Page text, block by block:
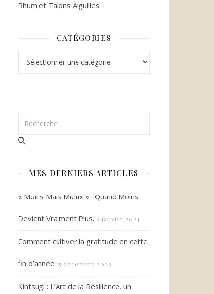
Rhum et Talons Aiguilles
CATÉGORIES
MES DERNIERS ARTICLES
« Moins Mais Mieux » : Quand Moins
Devient Vraiment Plus. 8 janvier 2024
Comment cultiver la gratitude en cette
fin d’année 15 décembre 2023
Kintsugi : L’Art de la Résilience, un